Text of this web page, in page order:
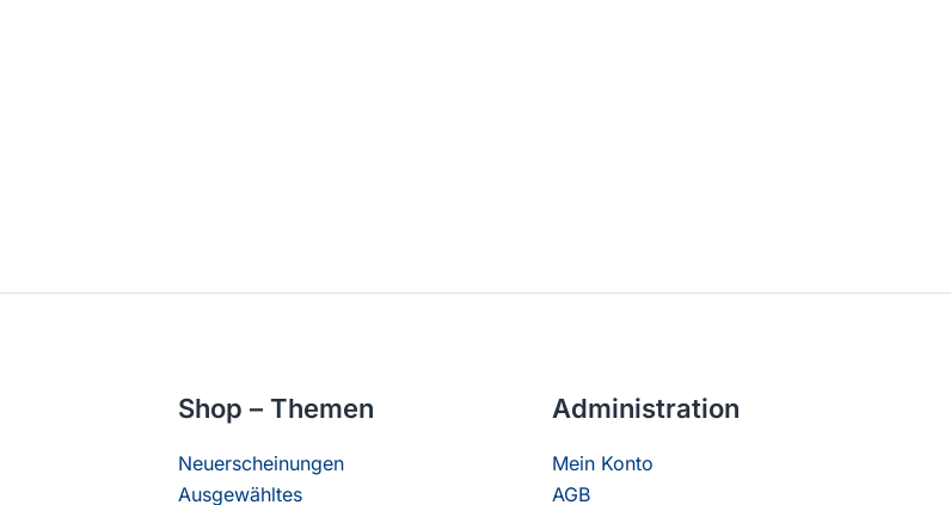
Shop – Themen
Neuerscheinungen
Ausgewähltes
Administration
Mein Konto
AGB